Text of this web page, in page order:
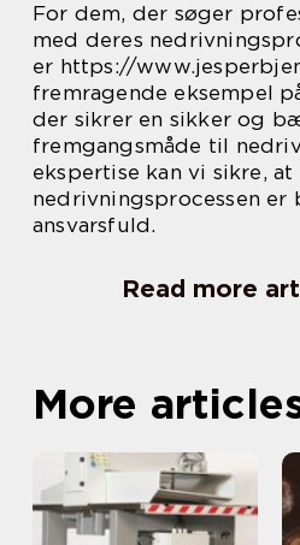
For dem, der søger
med deres
er https://
fremragende eksempel
der sikrer en sikker og
fremgangsmåde til
ekspertise kan vi sikre, at
nedrivningsprocessen
ansvarsfuld.
Read more
More